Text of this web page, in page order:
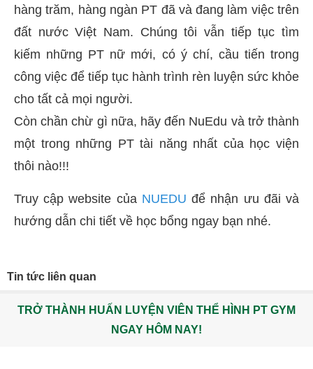
hàng trăm, hàng ngàn PT đã và đang làm việc trên
đất nước Việt Nam. Chúng tôi vẫn tiếp tục tìm
kiếm những PT nữ mới, có ý chí, cầu tiến trong
công việc để tiếp tục hành trình rèn luyện sức khỏe
cho tất cả mọi người.
Còn chần chừ gì nữa, hãy đến NuEdu và trở thành
một trong những PT tài năng nhất của học viện
thôi nào!!!
Truy cập website của NUEDU để nhận ưu đãi và
hướng dẫn chi tiết về học bổng ngay bạn nhé.
Tin tức liên quan
TRỞ THÀNH HUẤN LUYỆN VIÊN THỂ HÌNH PT GYM
NGAY HÔM NAY!